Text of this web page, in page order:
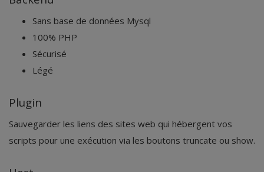
Sans base de données Mysql
100% PHP
Sécurisé
Légé
Plugin
Sauvegarder les liens des sites web qui hébergent vos
scripts pour une exécution via les boutons truncate ou show.